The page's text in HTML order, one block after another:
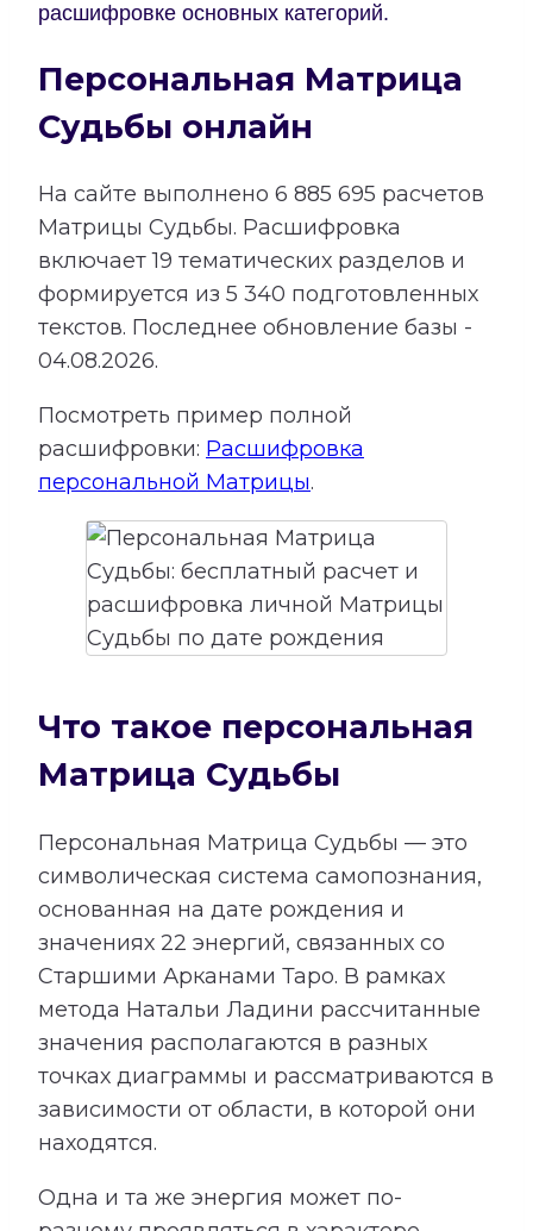
расшифровке основных категорий.
Персональная Матрица
Судьбы онлайн
На сайте выполнено 6 885 695 расчетов
Матрицы Судьбы. Расшифровка
включает19 тематических разделов и
формируется из 5 340 подготовленных
текстов. Последнее обновление базы -
04.08.2026.
Посмотреть пример полной
расшифровки: Расшифровка
персональной Матрицы.
Что такое персональная
Матрица Судьбы
Персональная Матрица Судьбы — это
символическая система самопознания,
основанная на дате рождения и
значениях 22 энергий, связанных со
Старшими Арканами Таро. В рамках
метода Натальи Ладини рассчитанные
значения располагаются в разных
точках диаграммы и рассматриваются в
зависимости от области, в которой они
находятся.
Одна и та же энергия может по-